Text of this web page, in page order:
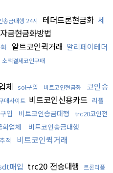
송금대행 24시 테더트론현금화 세
금현금화방법
알트코인퀵거래 알리페이테더
소액결제코인구매
체 sol구입 비트코인현금화
코인송
매사이트 비트코인신용카드 리플
입 비트코인송금대행
trc20코인전
화업체
비트코인송금대행
적 비트코인퀵거래
매입 trc20 전송대행
트론리플